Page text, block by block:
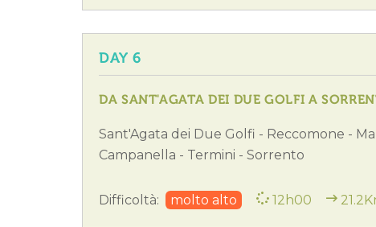
DAY 6
DA SANT'AGATA DEI DUE GOLFI A
Sant'Agata dei Due Golfi - Reccomone -
Campanella - Termini - Sorrento
Difficoltà: molto alto 12h00